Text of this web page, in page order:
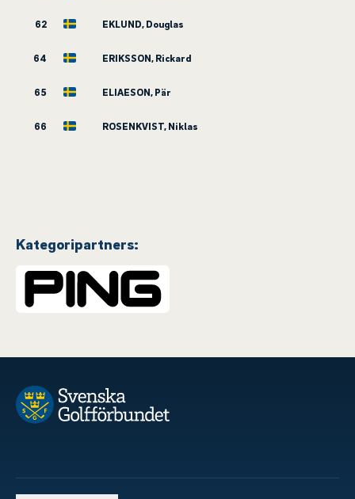
62 EKLUND, Douglas
64 ERIKSSON, Rickard
65 ELIAESON, Pär
66 ROSENKVIST, Niklas
Kategoripartners: